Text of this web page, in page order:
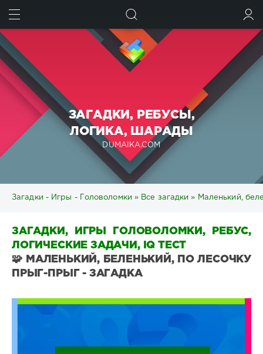
ЗАГАДКИ, РЕБУСЫ,
ЛОГИКА, ШАРАДЫ
DUMAIKA.COM
Загадки - Игры - Головоломки » Все загадки » Маленький,
ЗАГАДКИ, ИГРЫ ГОЛОВОЛОМКИ, РЕБУС,
ЛОГИЧЕСКИЕ ЗАДАЧИ, IQ ТЕСТ
🧩 МАЛЕНЬКИЙ, БЕЛЕНЬКИЙ, ПО ЛЕСОЧКУ
ПРЫГ-ПРЫГ - ЗАГАДКА